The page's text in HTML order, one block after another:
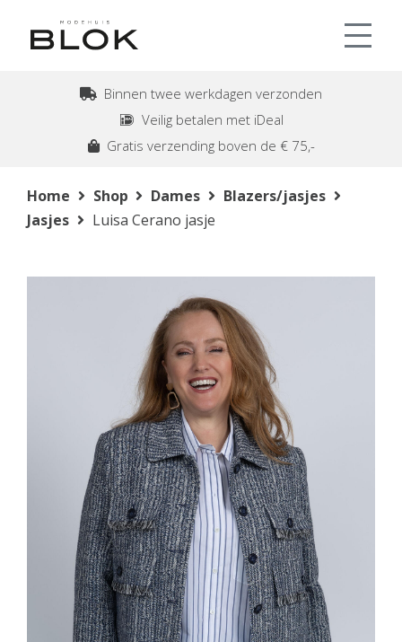
Binnen twee werkdagen verzonden
Veilig betalen met iDeal
Gratis verzending boven de € 75,-
Home Shop Dames
Blazers/jasjes
Jasjes
Luisa Cerano jasje